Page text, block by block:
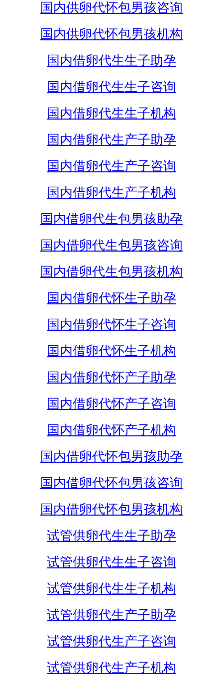
国内供卵代怀包男孩咨询
国内供卵代怀包男孩机构
国内借卵代生生子助孕
国内借卵代生生子咨询
国内借卵代生生子机构
国内借卵代生产子助孕
国内借卵代生产子咨询
国内借卵代生产子机构
国内借卵代生包男孩助孕
国内借卵代生包男孩咨询
国内借卵代生包男孩机构
国内借卵代怀生子助孕
国内借卵代怀生子咨询
国内借卵代怀生子机构
国内借卵代怀产子助孕
国内借卵代怀产子咨询
国内借卵代怀产子机构
国内借卵代怀包男孩助孕
国内借卵代怀包男孩咨询
国内借卵代怀包男孩机构
试管供卵代生生子助孕
试管供卵代生生子咨询
试管供卵代生生子机构
试管供卵代生产子助孕
试管供卵代生产子咨询
试管供卵代生产子机构